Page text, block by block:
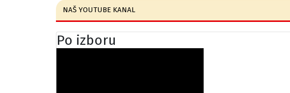
NAŠ YOUTUBE KANAL
Po izboru